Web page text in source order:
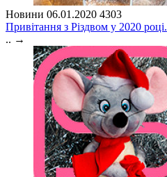
Новини 06.01.2020 4303
Привітання з Різдвом у 2020 році.
.. →